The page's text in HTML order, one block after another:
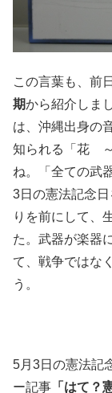
この言葉も、前
期から紹介しま
は、沖縄出身の
知られる「花
ね。「全ての武
3日の憲法記念
りを前にして、
た。武器が楽器
て、戦争ではな
う。
5月3日の憲法記
ー記事 「はて？